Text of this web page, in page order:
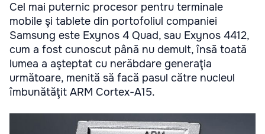
Cel mai puternic procesor pentru terminale
mobile şi tablete din portofoliul companiei
Samsung este Exynos 4 Quad, sau Exynos 4412,
cum a fost cunoscut până nu demult, însă toată
lumea a aşteptat cu nerăbdare generaţia
următoare, menită să facă pasul către nucleul
îmbunătăţit ARM Cortex-A15.